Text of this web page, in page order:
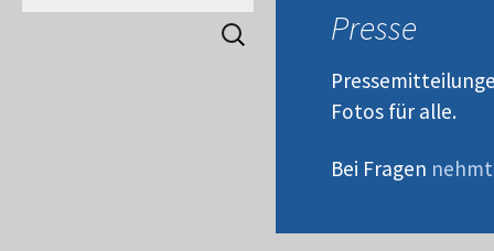
Pfadfinder Langerwehe
Suchen
nach:
Presse
Fotos für alle.
Bei Fragen